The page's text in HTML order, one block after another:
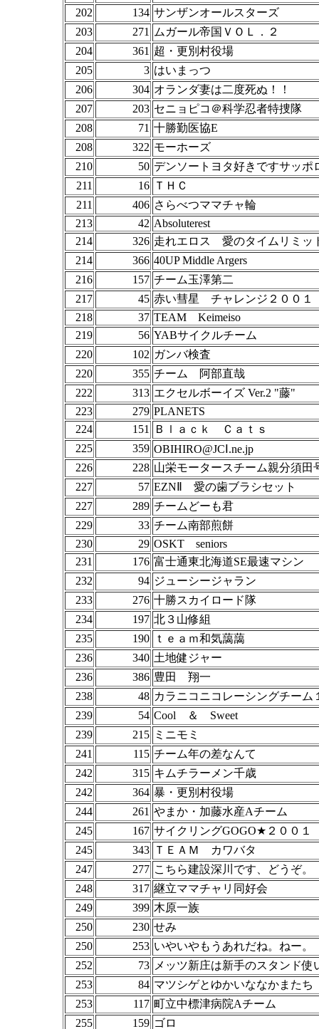
202
134 サンザンオールスターズ
203
271
ムガール帝国ＶＯＬ．２
204
361 超・更別村役場
205
3 はいまっつ
206
304 オランダ妻は二度死ぬ！！
207
203 セニョピコ＠科学忍者特捜隊
208
71 十勝勤医協E
208
322 モーホーズ
210
50 デンソートヨタ好きですサッポ
211
16 ＴＨＣ
211
406 さらべつママチャ輪
213
42 Absoluterest
214
326 走れエロス 愛のタイムリミッ
214
366 40UP Middle Argers
216
157 チーム玉澤第二
217
45 赤い彗星 チャレンジ２００１
218
37 TEAM Keimeiso
219
56 YABサイクルチーム
220
102 ガンバ検査
220
355 チーム 阿部直哉
222
313 エクセルボーイズ Ver.2 "藤"
223
279 PLANETS
224
151
Ｂｌａｃｋ Ｃａｔｓ
225
359 OBIHIRO@JCⅠ.ne.jp
226
228 山栄モータースチーム親分須田
227
57 EZNⅡ 愛の歯ブラシセット
227
289 チームどーも君
229
33 チーム南部煎餅
230
29 OSKT seniors
231
176 富士通東北海道SE最速マシン
232
94 ジューシージャラン
233
276 十勝スカイロード隊
234
197 北３山修組
235
190
ｔｅａｍ和気藹藹
236
340 土地健ジャー
236
386 豊田 翔一
238
48 カラニコニコレーシングチーム
239
54 Cool ＆ Sweet
239
215 ミニモミ
241
115 チーム年の差なんて
242
315 キムチラーメン千歳
242
364 暴・更別村役場
244
261 やまか・加藤水産Aチーム
245
167 サイクリングGOGO★２００１
245
343 ＴＥＡＭ カワバタ
247
277 こちら建設深川です、どうぞ。
248
317 継立ママチャリ同好会
249
399 木原一族
250
230 せみ
250
253 いやいやもうあれだね。ねー。
252
73 メッツ新庄は新手のスタンド使
253
84 マツシゲとゆかいななかまたち
253
117 町立中標津病院Aチーム
255
159 ゴロ